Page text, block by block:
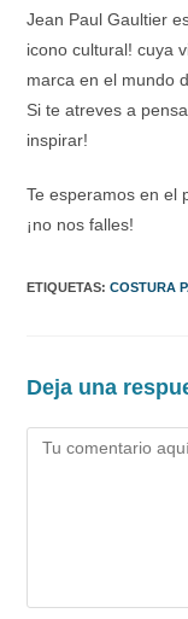
Jean Paul Gaultier
icono cultural! cuya
marca en el mundo
Si te atreves a
inspirar!
Te esperamos en el
¡no nos falles!
ETIQUETAS:COSTURA
Deja una
Comentario